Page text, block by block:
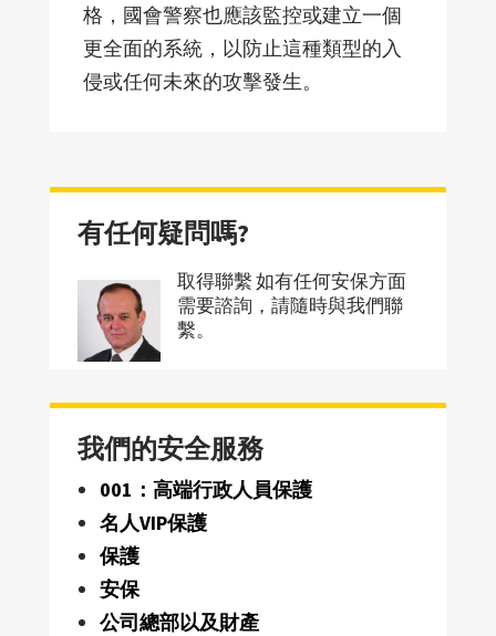
格，國會警察也應該監控或建立一個
更全面的系統，以防止這種類型的入
侵或任何未來的攻擊發生。
有任何疑問嗎?
取得聯繫 如有任何安保方面
需要諮詢，請隨時與我們聯
繫。
我們的安全服務
001：高端行政人員保護
名人VIP保護
保護
安保
公司總部以及財產